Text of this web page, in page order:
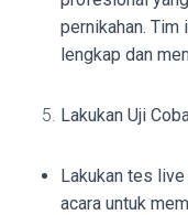
pernikahan.
lengkap dan
Lakukan Uji
Lakukan tes
acara untuk